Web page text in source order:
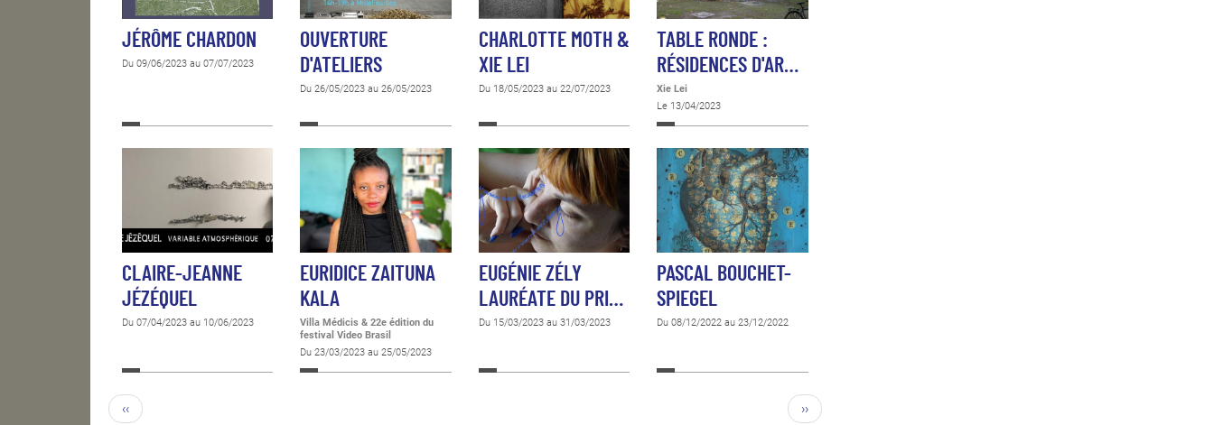
JÉRÔME CHARDON
Du 09/06/2023 au 07/07/2023
OUVERTURE
D'ATELIERS
Du 26/05/2023 au 26/05/2023
CHARLOTTE MOTH &
XIE LEI
Du 18/05/2023 au 22/07/2023
TABLE RONDE :
RÉSIDENCES D'AR…
Xie Lei
Le 13/04/2023
CLAIRE-JEANNE
JÉZÉQUEL
Du 07/04/2023 au 10/06/2023
EURIDICE ZAITUNA
KALA
Villa Médicis & 22e édition du
festival Video Brasil
Du 23/03/2023 au 25/05/2023
EUGÉNIE ZÉLY
LAURÉATE DU PRI…
Du 15/03/2023 au 31/03/2023
PASCAL BOUCHET-
SPIEGEL
Du 08/12/2022 au 23/12/2022
‹‹ ››